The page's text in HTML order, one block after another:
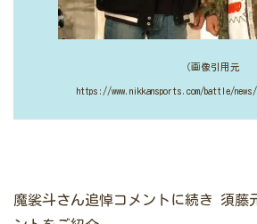
（画像引用元
https://www.nikkansports.com/battle/news/
魔裟斗さん追悼コメントに続き
須藤